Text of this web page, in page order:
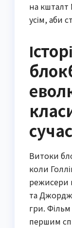
на кшталт
усім, аби
Витоки
коли
режисери
та
гри.
першим